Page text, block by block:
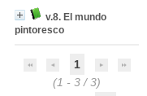
v.8. El mundo
pintoresco
1
(1 - 3 / 3)